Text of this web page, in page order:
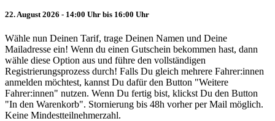
22. August 2026 - 14:00 Uhr bis 16:00 Uhr
Wähle nun Deinen Tarif, trage Deinen Namen und Deine
Mailadresse ein! Wenn du einen Gutschein bekommen hast, dann
wähle diese Option aus und führe den vollständigen
Registrierungsprozess durch! Falls Du gleich mehrere Fahrer:innen
anmelden möchtest, kannst Du dafür den Button "Weitere
Fahrer:innen" nutzen. Wenn Du fertig bist, klickst Du den Button
"In den Warenkorb". Stornierung bis 48h vorher per Mail möglich.
Keine Mindestteilnehmerzahl.